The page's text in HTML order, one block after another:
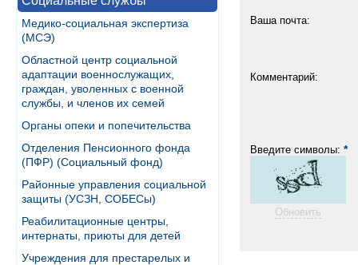
Медико-социальная экспертиза
(МСЭ)
Областной центр социальной
адаптации военнослужащих,
граждан, уволенных с военной
службы, и членов их семей
Органы опеки и попечительства
Отделения Пенсионного фонда
(ПФР) (Социальный фонд)
Районные управления социальной
защиты (УСЗН, СОБЕСы)
Реабилитационные центры,
интернаты, приюты для детей
Учреждения для престарелых и
Ваша почта:
Комментарий:
Введите символы: *
Обновить